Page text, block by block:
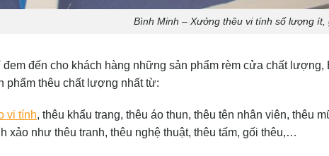
Bình Minh – Xưởng thêu vi tính số lượng ít,
đem đến cho khách hàng những sản phẩm rèm cửa chất
phẩm thêu chất lượng nhất từ:
vi tính, thêu khẩu trang, thêu áo thun, thêu tên nhân viên, thêu
xảo như thêu tranh, thêu nghệ thuật, thêu tấm, gối thêu,…